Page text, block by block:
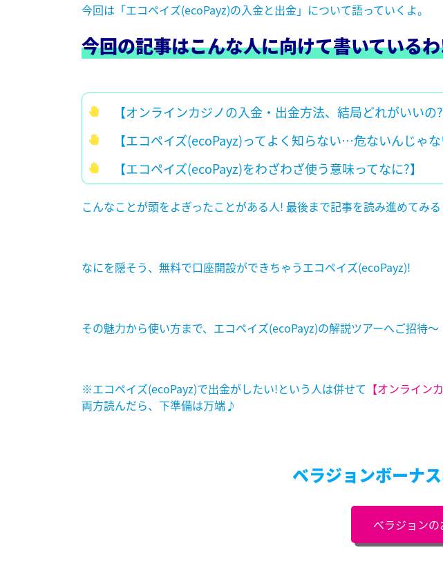
今回は「エコペイズ(ecoPayz)の入金と出金」について語っていくよ。
今回の記事はこんな人に向けて書いている
【オンラインカジノの入金・出金方法、結局どれがいいの?
【エコペイズ(ecoPayz)ってよく知らない…危ないんじゃな
【エコペイズ(ecoPayz)をわざわざ使う意味ってなに?】
こんなことが頭をよぎったことがある人! 最後まで記事を読み進めてみ
なにを隠そう、無料で口座開設ができちゃうエコペイズ(ecoPayz)!
その魅力から使い方まで、エコペイズ(ecoPayz)の解説ツアーへご招待～
※エコペイズ(ecoPayz)で出金がしたい!という人は併せて 【オンライン
両方読んだら、下準備は万端♪
ベラジョンボーナ
ベラジョン